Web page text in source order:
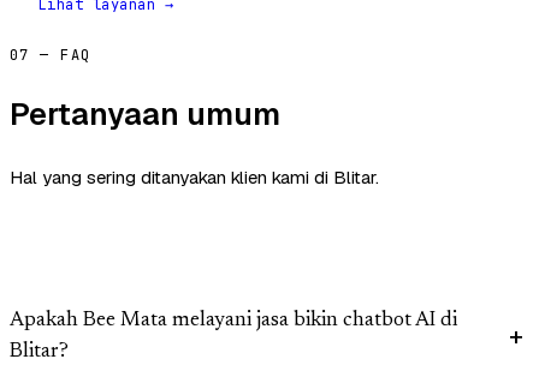
Lihat layanan →
07 — FAQ
Pertanyaan umum
Hal yang sering ditanyakan klien kami di Blitar.
Apakah Bee Mata melayani jasa bikin chatbot AI di
Blitar?